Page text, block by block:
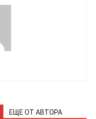
ЕЩЕ ОТ АВТОРА